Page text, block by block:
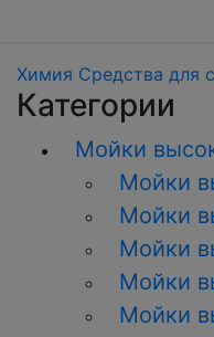
Химия Средства для
Категории
Мойки
Мойки
Мойки
Мойки
Мойки
Мойки